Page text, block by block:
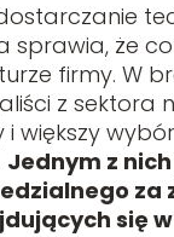
sprawia, że
firmy. W
z sektora
większy
Jednym z
się